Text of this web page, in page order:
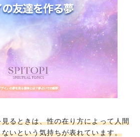
にする夢
る夢
ている夢
ことを告白する夢
友人に距離をとられる夢
イであることを謳歌する夢
るときは、性の在り方によって人間
いという気持ちが表れています。